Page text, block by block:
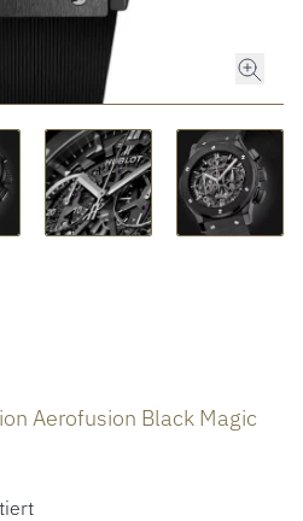
Aerofusion Black Magic